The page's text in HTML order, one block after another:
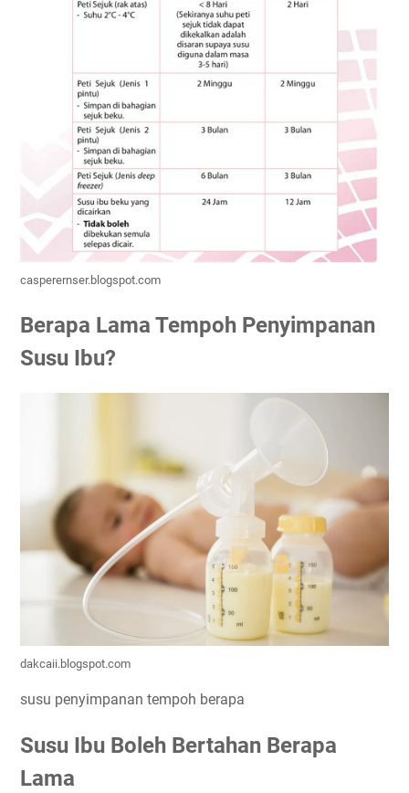
casperernser.blogspot.com
Berapa Lama Tempoh Penyimpanan
Susu Ibu?
dakcaii.blogspot.com
susu penyimpanan tempoh berapa
Susu Ibu Boleh Bertahan Berapa
Lama